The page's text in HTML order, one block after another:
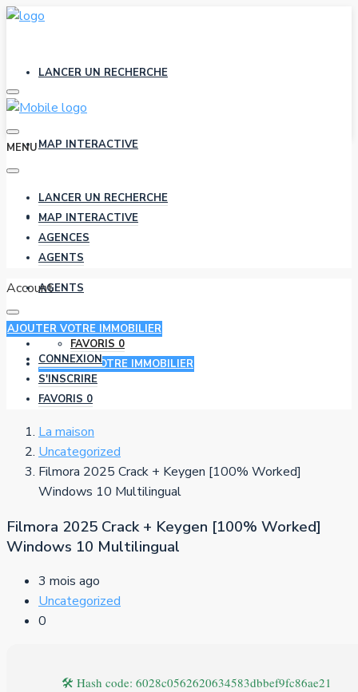
LANCER UN RECHERCHE
MAP INTERACTIVE
AGENCES
AGENTS
FAVORIS 0
AJOUTER VOTRE IMMOBILIER
MENU
LANCER UN RECHERCHE
MAP INTERACTIVE
AGENCES
AGENTS
Account
AJOUTER VOTRE IMMOBILIER
CONNEXION
S'INSCRIRE
FAVORIS 0
La maison
Uncategorized
Filmora 2025 Crack + Keygen [100% Worked]
Windows 10 Multilingual
Filmora 2025 Crack + Keygen [100% Worked]
Windows 10 Multilingual
3 mois ago
Uncategorized
0
🛠 Hash code: 6028c0562620634583dbbef9fc86ae21